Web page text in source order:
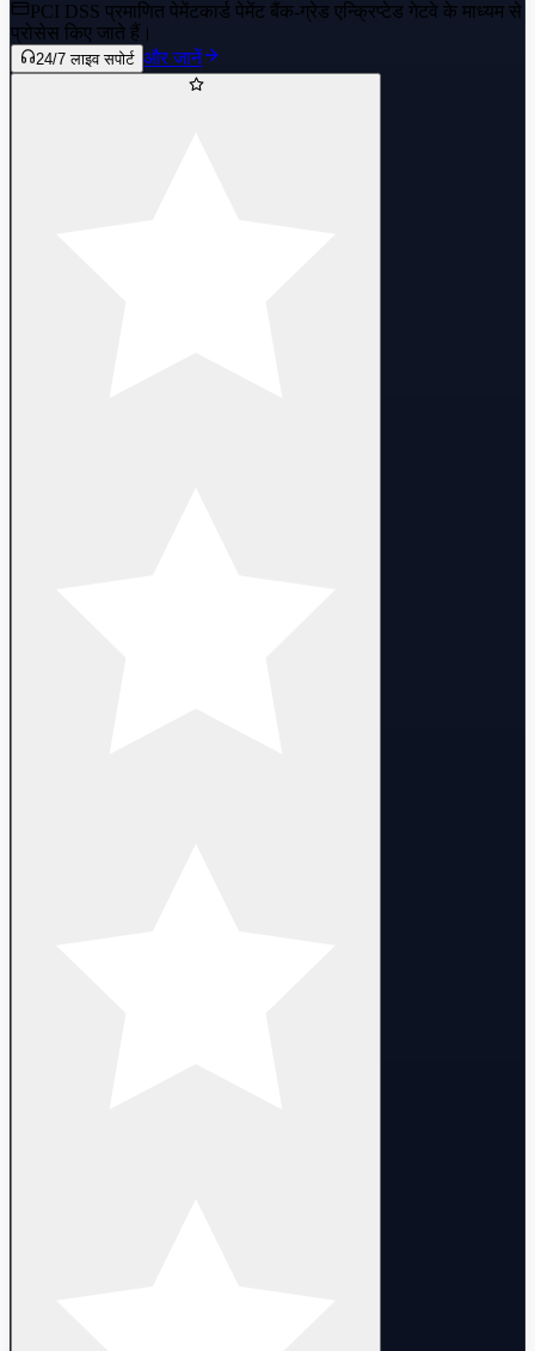
PCI DSS प्रमाणित पेमेंटकार्ड पेमेंट बैंक-ग्रेड एन्क्रिप्टेड गेटवे के माध्यम से
प्रोसेस किए जाते हैं।
24/7 लाइव सपोर्ट और जानें